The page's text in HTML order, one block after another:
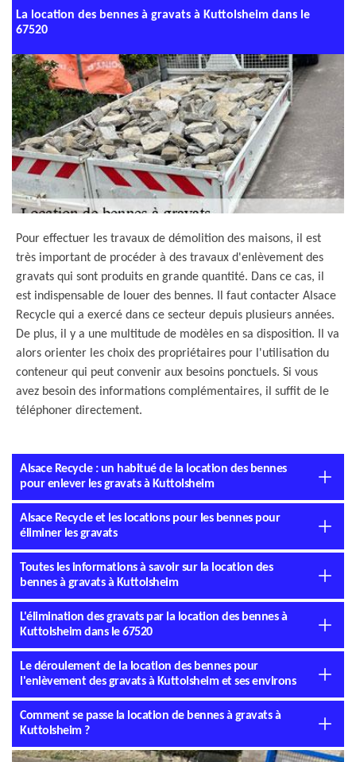
La location des bennes à gravats à Kuttolsheim dans le
67520
Pour effectuer les travaux de démolition des maisons, il est
très important de procéder à des travaux d'enlèvement des
gravats qui sont produits en grande quantité. Dans ce cas, il
est indispensable de louer des bennes. Il faut contacter Alsace
Recycle qui a exercé dans ce secteur depuis plusieurs années.
De plus, il y a une multitude de modèles en sa disposition. Il va
alors orienter les choix des propriétaires pour l'utilisation du
conteneur qui peut convenir aux besoins ponctuels. Si vous
avez besoin des informations complémentaires, il suffit de le
téléphoner directement.
Alsace Recycle : un habitué de la location des bennes
pour enlever les gravats à Kuttolsheim
Alsace Recycle et les locations pour les bennes pour
éliminer les gravats
Toutes les informations à savoir sur la location des
bennes à gravats à Kuttolsheim
L'élimination des gravats par la location des bennes à
Kuttolsheim dans le 67520
Le déroulement de la location des bennes pour
l'enlèvement des gravats à Kuttolsheim et ses environs
Comment se passe la location de bennes à gravats à
Kuttolsheim ?